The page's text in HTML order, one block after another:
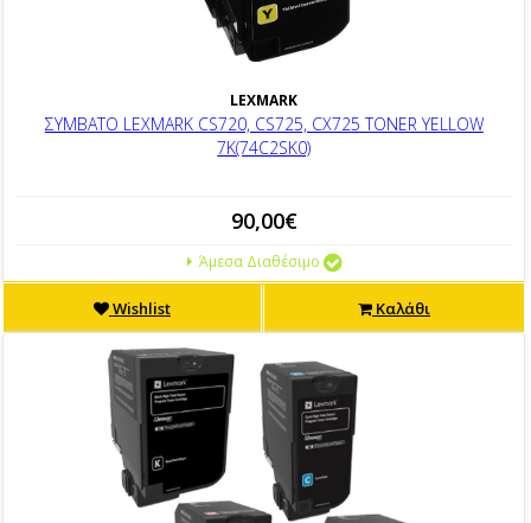
LEXMARK
ΣΥΜΒΑΤΟ LEXMARK CS720, CS725, CX725 TONER YELLOW
7K(74C2SK0)
90,00€
Άμεσα Διαθέσιμο
Wishlist Καλάθι